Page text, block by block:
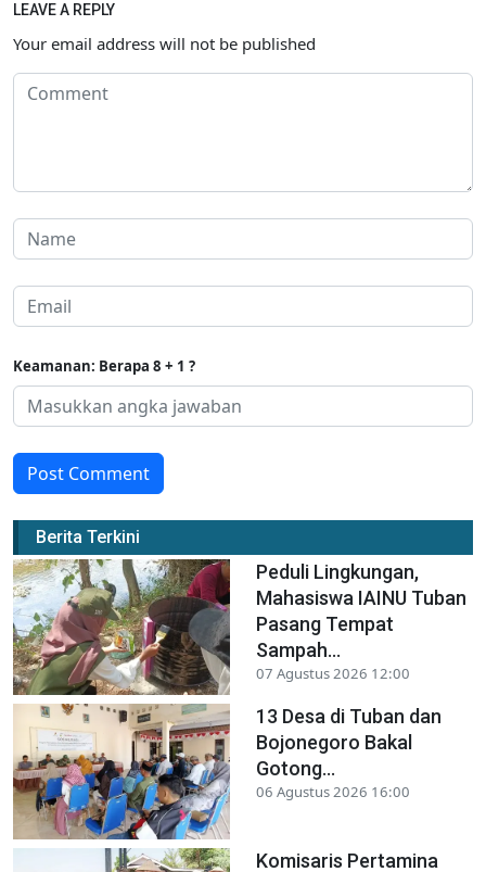
LEAVE A REPLY
Your email address will not be published
Keamanan: Berapa 8 + 1 ?
Post Comment
Berita Terkini
Peduli Lingkungan,
Mahasiswa IAINU Tuban
Pasang Tempat
Sampah...
07 Agustus 2026 12:00
13 Desa di Tuban dan
Bojonegoro Bakal
Gotong...
06 Agustus 2026 16:00
Komisaris Pertamina